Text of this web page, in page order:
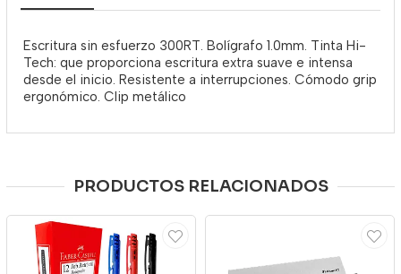
Escritura sin esfuerzo 300RT. Bolígrafo 1.0mm. Tinta Hi-
Tech: que proporciona escritura extra suave e intensa
desde el inicio. Resistente a interrupciones. Cómodo grip
ergonómico. Clip metálico
PRODUCTOS RELACIONADOS